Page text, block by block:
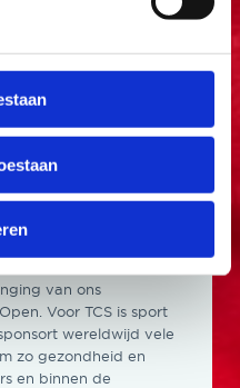
Services weer
ZERO official
geworden.
ruim 32 jaar actief in
en IT-
jaren weer
zijn.
van ons
Voor TCS is sport
wereldwijd vele
zo gezondheid en
en binnen de